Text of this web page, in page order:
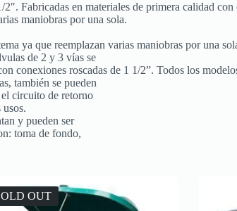
Fabricadas en materiales de primera calidad
maniobras por una sola.
ya que reemplazan varias maniobras por una
de 2 y 3 vías se
conexiones roscadas de 1 1/2”. Todos los
también se pueden
circuito de retorno
usos.
y pueden ser
toma de fondo,
OUT